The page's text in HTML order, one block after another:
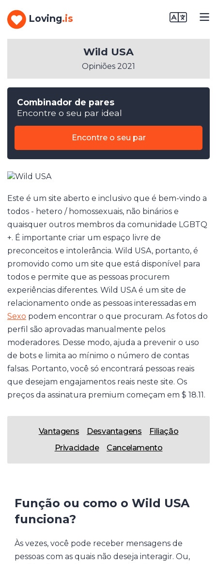
Loving.is
Combinador de pares
Encontre o seu par ideal
Encontre o seu par
Wild USA
Opiniões 2021
Este é um site aberto e inclusivo que é bem-vindo a
todos - hetero / homossexuais, não binários e
quaisquer outros membros da comunidade LGBTQ
+. É importante criar um espaço livre de
preconceitos e intolerância. Wild USA, portanto, é
promovido como um site que está disponível para
todos e permite que as pessoas procurem
experiências diferentes. Wild USA é um site de
relacionamento onde as pessoas interessadas em
Sexo podem encontrar o que procuram. As fotos do
perfil são aprovadas manualmente pelos
moderadores. Desse modo, ajuda a prevenir o uso
de bots e limita ao mínimo o número de contas
falsas. Portanto, você só encontrará pessoas reais
que desejam engajamentos reais neste site. Os
preços da assinatura premium começam em $ 18.11.
Vantagens Desvantagens
Filiação
Privacidade
Cancelamento
Função ou como o Wild USA
funciona?
Às vezes, você pode receber mensagens de
pessoas com as quais não deseja interagir. Ou,